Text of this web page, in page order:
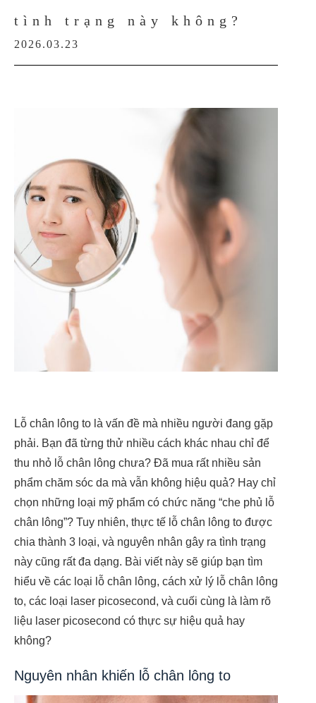
tình trạng này không?
2026.03.23
Lỗ chân lông to là vấn đề mà nhiều người đang gặp
phải. Bạn đã từng thử nhiều cách khác nhau chỉ để
thu nhỏ lỗ chân lông chưa? Đã mua rất nhiều sản
phẩm chăm sóc da mà vẫn không hiệu quả? Hay chỉ
chọn những loại mỹ phẩm có chức năng “che phủ lỗ
chân lông”? Tuy nhiên, thực tế lỗ chân lông to được
chia thành 3 loại, và nguyên nhân gây ra tình trạng
này cũng rất đa dạng. Bài viết này sẽ giúp bạn tìm
hiểu về các loại lỗ chân lông, cách xử lý lỗ chân lông
to, các loại laser picosecond, và cuối cùng là làm rõ
liệu laser picosecond có thực sự hiệu quả hay
không?
Nguyên nhân khiến lỗ chân lông to